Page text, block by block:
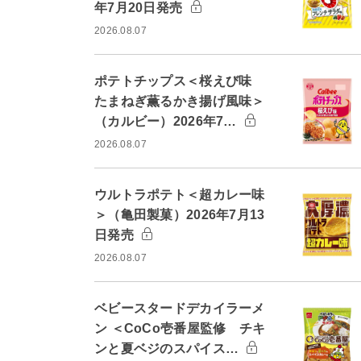
年7月20日発売
2026.08.07
ポテトチップス＜桜えび味
たまねぎ薫るかき揚げ風味＞
（カルビー）2026年7…
2026.08.07
ウルトラポテト＜超カレー味
＞（亀田製菓）2026年7月13
日発売
2026.08.07
ベビースタードデカイラーメ
ン ＜CoCo壱番屋監修 チキ
ンと夏ベジのスパイス…